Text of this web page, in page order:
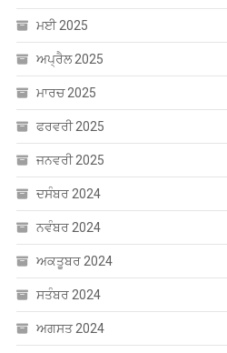
ਮਈ 2025
ਅਪ੍ਰੈਲ 2025
ਮਾਰਚ 2025
ਫਰਵਰੀ 2025
ਜਨਵਰੀ 2025
ਦਸੰਬਰ 2024
ਨਵੰਬਰ 2024
ਅਕਤੂਬਰ 2024
ਸਤੰਬਰ 2024
ਅਗਸਤ 2024